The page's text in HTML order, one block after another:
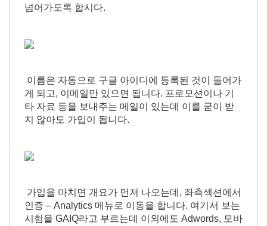
넘어가도록 합시다.
이름은 자동으로 구글 아이디에 등록된 것이 들어가
게 되고, 이메일만 있으면 됩니다. 프로모션이나 기
타 자료 등을 보내주는 메일이 있는데 이를 굳이 받
지 않아도 가입이 됩니다.
가입을 마치면 개요가 먼저 나오는데, 좌측섹션에서
인증 – Analytics 메뉴로 이동을 합니다. 여기서 보는
시험을 GAIQ라고 부르는데 이외에도 Adwords, 모바